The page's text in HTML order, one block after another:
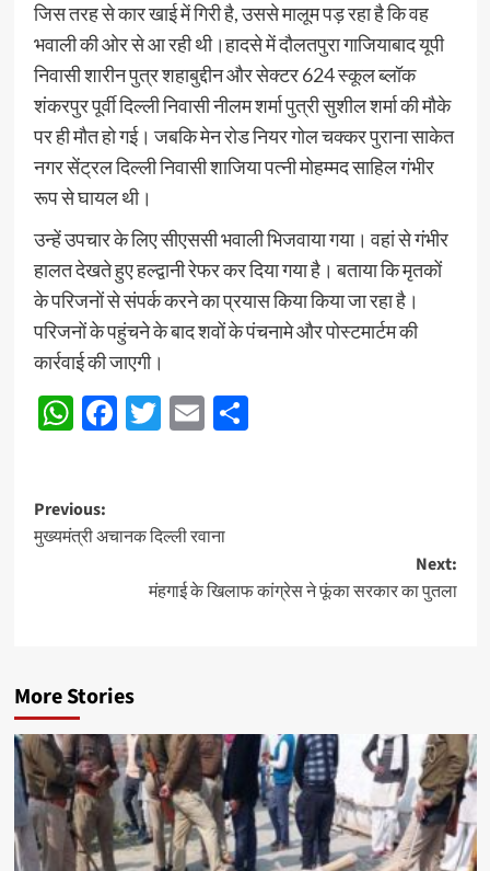
जिस तरह से कार खाई में गिरी है, उससे मालूम पड़ रहा है कि वह
भवाली की ओर से आ रही थी।हादसे में दौलतपुरा गाजियाबाद यूपी
निवासी शारीन पुत्र शहाबुद्दीन और सेक्टर 624 स्कूल ब्लॉक
शंकरपुर पूर्वी दिल्ली निवासी नीलम शर्मा पुत्री सुशील शर्मा की मौके
पर ही मौत हो गई। जबकि मेन रोड नियर गोल चक्कर पुराना साकेत
नगर सेंट्रल दिल्ली निवासी शाजिया पत्नी मोहम्मद साहिल गंभीर
रूप से घायल थी।
उन्हें उपचार के लिए सीएससी भवाली भिजवाया गया। वहां से गंभीर
हालत देखते हुए हल्द्वानी रेफर कर दिया गया है। बताया कि मृतकों
के परिजनों से संपर्क करने का प्रयास किया किया जा रहा है।
परिजनों के पहुंचने के बाद शवों के पंचनामे और पोस्टमार्टम की
कार्रवाई की जाएगी।
WhatsApp
Facebook
Twitter
EmailShare
Post
navigation
Previous:
मुख्यमंत्री अचानक दिल्ली रवाना
Next:
मंहगाई के खिलाफ कांग्रेस ने फूंका सरकार का पुतला
More Stories